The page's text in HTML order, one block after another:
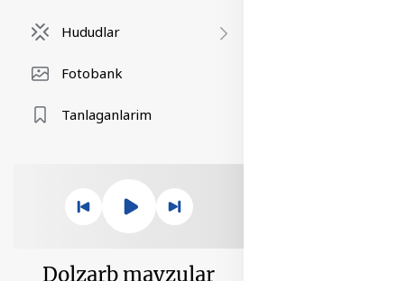
Hududlar
Fotobank
Tanlaganlarim
Dolzarb mavzular